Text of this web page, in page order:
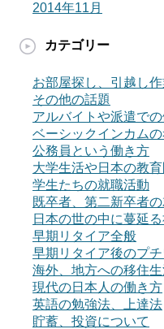
2014年11月
カテゴリー
お部屋探し、引越し作
その他の話題
アルバイトや派遣で
ベーシックインカム
公務員という働き方
大学生活や日本の教育
学生たちの就職活動
既卒者、第二新卒者
日本の世の中に蔓延
早期リタイア全般
早期リタイア後のプ
海外、地方への移住
現代の日本人の働き方
英語の勉強法、上達法
貯蓄、投資について